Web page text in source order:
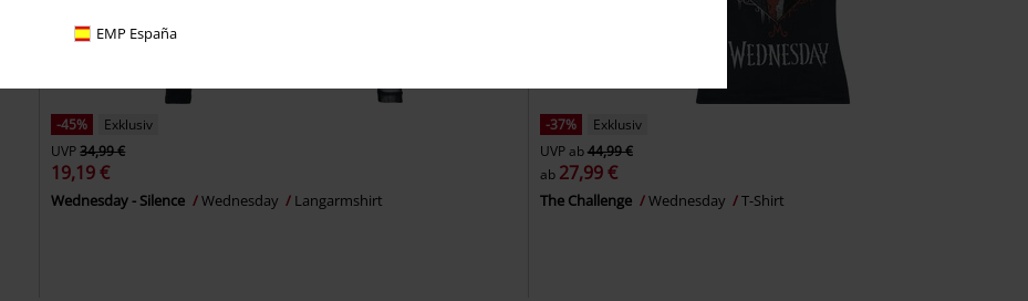
EMP España
-45%
Exklusiv
UVP34,99 €
19,19 €
Wednesday - Silence Wednesday Langarmshirt
-37%
Exklusiv
UVPab44,99 €
ab 27,99 €
The Challenge Wednesday T-Shirt